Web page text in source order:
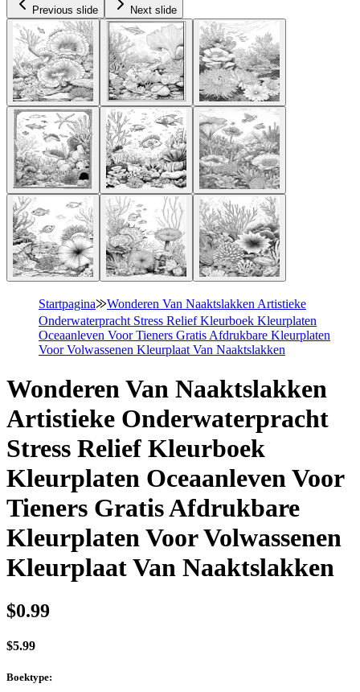
Previous slide Next slide
Startpagina⨠Wonderen Van Naaktslakken Artistieke
Onderwaterpracht Stress Relief Kleurboek Kleurplaten
Oceaanleven Voor Tieners Gratis Afdrukbare Kleurplaten
Voor Volwassenen Kleurplaat Van Naaktslakken
Wonderen Van Naaktslakken
Artistieke Onderwaterpracht
Stress Relief Kleurboek
Kleurplaten Oceaanleven Voor
Tieners Gratis Afdrukbare
Kleurplaten Voor Volwassenen
Kleurplaat Van Naaktslakken
$0.99
$5.99
Boektype: